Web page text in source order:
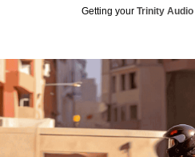
Getting your Trinity Audio